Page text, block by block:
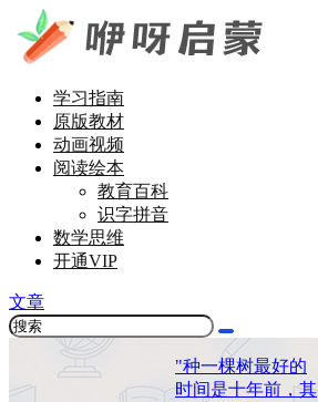
学习指南
原版教材
动画视频
阅读绘本
教育百科
识字拼音
数学思维
开通VIP
文章
"种一棵树最好的
时间是十年前，其